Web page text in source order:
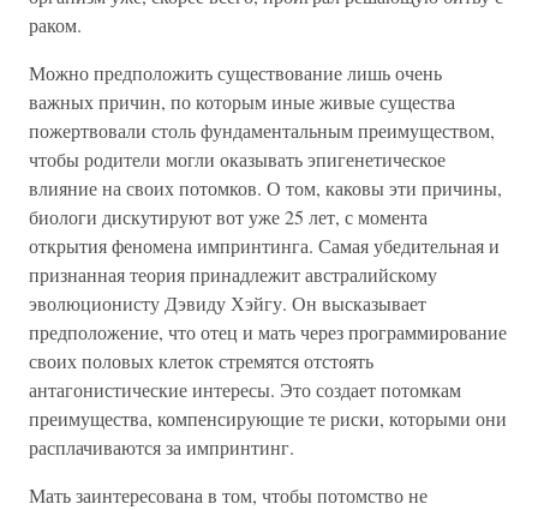
раком.
Можно предположить существование лишь очень
важных причин, по которым иные живые существа
пожертвовали столь фундаментальным преимуществом,
чтобы родители могли оказывать эпигенетическое
влияние на своих потомков. О том, каковы эти причины,
биологи дискутируют вот уже 25 лет, с момента
открытия феномена импринтинга. Самая убедительная и
признанная теория принадлежит австралийскому
эволюционисту Дэвиду Хэйгу. Он высказывает
предположение, что отец и мать через программирование
своих половых клеток стремятся отстоять
антагонистические интересы. Это создает потомкам
преимущества, компенсирующие те риски, которыми они
расплачиваются за импринтинг.
Мать заинтересована в том, чтобы потомство не